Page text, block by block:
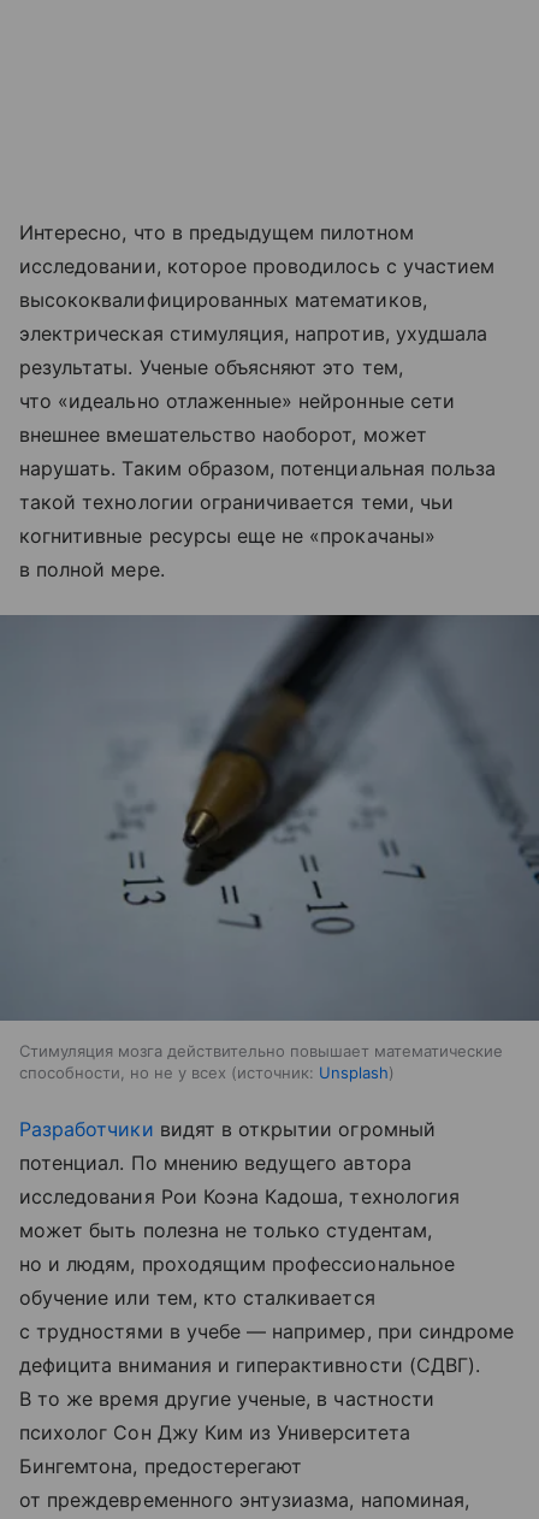
Интересно, что в предыдущем пилотном
исследовании, которое проводилось с участием
высококвалифицированных математиков,
электрическая стимуляция, напротив, ухудшала
результаты. Ученые объясняют это тем,
что «идеально отлаженные» нейронные сети
внешнее вмешательство наоборот, может
нарушать. Таким образом, потенциальная польза
такой технологии ограничивается теми, чьи
когнитивные ресурсы еще не «прокачаны»
в полной мере.
Стимуляция мозга действительно повышает математические
способности, но не у всех
источник: Unsplash
Разработчики видят в открытии огромный
потенциал. По мнению ведущего автора
исследования Рои Коэна Кадоша, технология
может быть полезна не только студентам,
но и людям, проходящим профессиональное
обучение или тем, кто сталкивается
с трудностями в учебе — например, при синдроме
дефицита внимания и гиперактивности (СДВГ).
В то же время другие ученые, в частности
психолог Сон Джу Ким из Университета
Бингемтона, предостерегают
от преждевременного энтузиазма, напоминая,